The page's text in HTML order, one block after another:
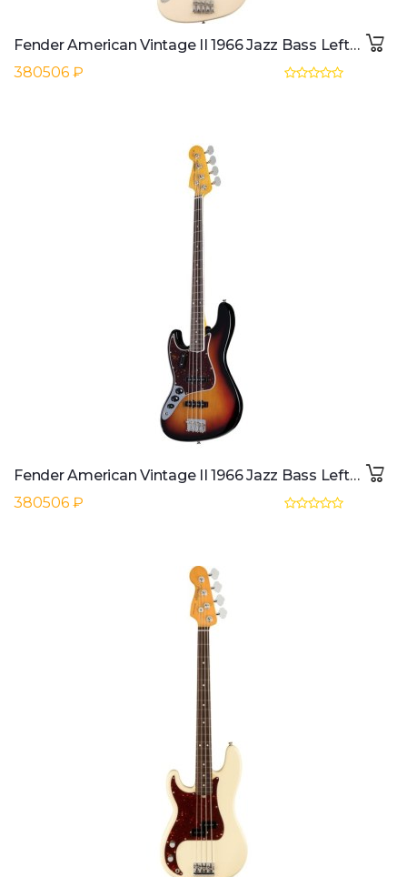
Fender American Vintage II 1966 Jazz Bass Lefthand RW Olympic White
380506 ₽
Fender American Vintage II 1966 Jazz Bass Lefthand RW 3-Color Sunburst
380506 ₽